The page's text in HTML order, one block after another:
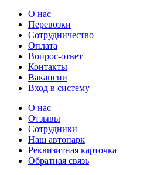
О нас
Перевозки
Сотрудничество
Оплата
Вопрос-ответ
Контакты
Вакансии
Вход в систему
О нас
Отзывы
Сотрудники
Наш автопарк
Реквизитная карточка
Обратная связь